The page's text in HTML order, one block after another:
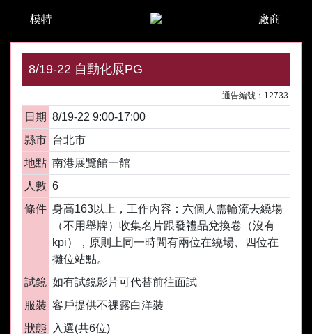
模特 廠商
8/19-22 自動化展PG
通告編號：12733
日期 8/19-22 9:00-17:00
縣市 台北市
地點 南港展覽館一館
人數 6
條件 身高163以上，工作內容：六個人需輪流去繞場
（不用舉牌）收集名片跟發禮品兌換卷（沒有
kpi），原則上同一時間有兩位在繞場、四位在
攤位站點。
試鏡 如有試鏡影片可代替前往面試
服裝 客戶提供不祼露白洋裝
狀態
入選(共6位)